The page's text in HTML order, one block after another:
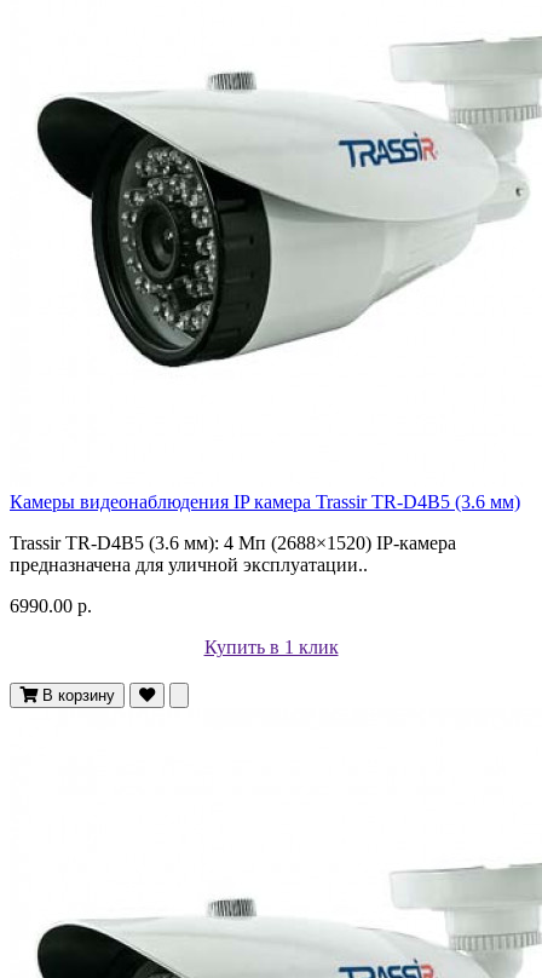
Камеры видеонаблюдения IP камера Trassir TR-D4B5 (3.6 мм)
Trassir TR-D4B5 (3.6 мм): 4 Мп (2688×1520) IP-камера
предназначена для уличной эксплуатации..
6990.00 р.
Купить в 1 клик
В корзину